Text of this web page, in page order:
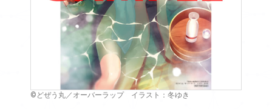
©どぜう丸／オーバーラップ イラスト：冬ゆき